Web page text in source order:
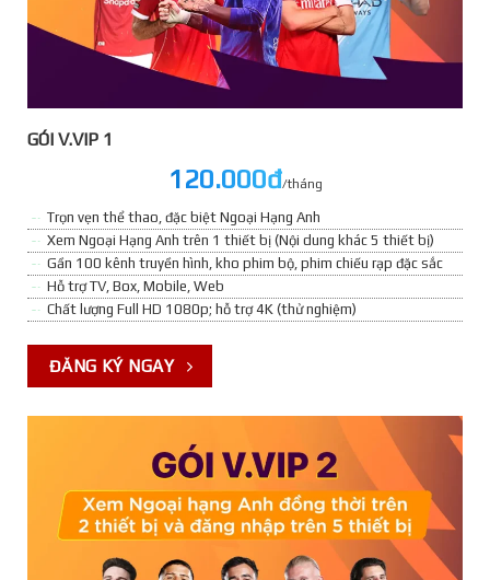
GÓI V.VIP 1
120.000đ/tháng
Trọn vẹn thể thao, đặc biệt Ngoại Hạng Anh
Xem Ngoại Hạng Anh trên 1 thiết bị (Nội dung khác 5 thiết bị)
Gần 100 kênh truyền hình, kho phim bộ, phim chiếu rạp đặc sắc
Hỗ trợ TV, Box, Mobile, Web
Chất lượng Full HD 1080p; hỗ trợ 4K (thử nghiệm)
ĐĂNG KÝ NGAY